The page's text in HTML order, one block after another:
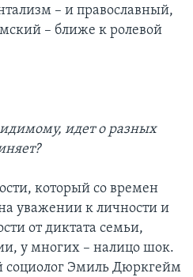
– и православный,
– ближе к ролевой
идет о разных
который со времен
уважении к личности и
от диктата семьи,
у многих – налицо шок.
социолог Эмиль Дюркгейм